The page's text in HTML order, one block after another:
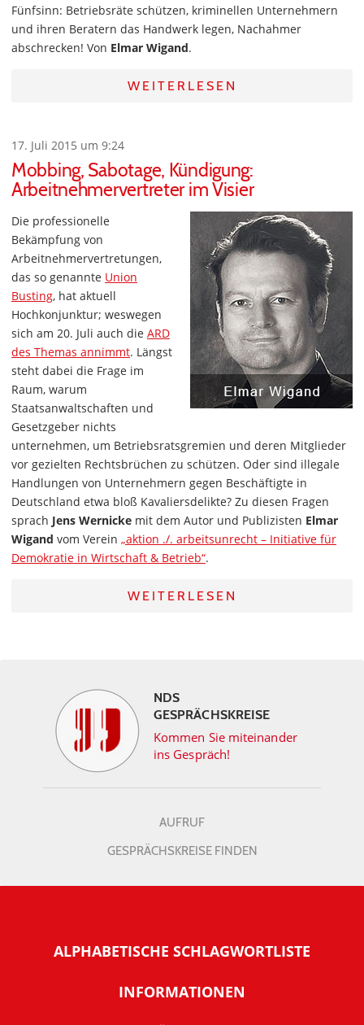
Fünfsinn: Betriebsräte schützen, kriminellen Unternehmern
und ihren Beratern das Handwerk legen, Nachahmer
abschrecken! Von Elmar Wigand.
WEITERLESEN
17. Juli 2015 um 9:24
Mobbing, Sabotage, Kündigung:
Arbeitnehmervertreter im Visier
Die professionelle
Bekämpfung von
Arbeitnehmervertretungen,
das so genannte Union
Busting, hat aktuell
Hochkonjunktur; weswegen
sich am 20. Juli auch die ARD
des Themas annimmt. Längst
steht dabei die Frage im
Raum, warum
Staatsanwaltschaften und
Gesetzgeber nichts
unternehmen, um Betriebsratsgremien und deren Mitglieder
vor gezielten Rechtsbrüchen zu schützen. Oder sind illegale
Handlungen von Unternehmern gegen Beschäftigte in
Deutschland etwa bloß Kavaliersdelikte? Zu diesen Fragen
sprach Jens Wernicke mit dem Autor und Publizisten Elmar
Wigand vom Verein „aktion ./. arbeitsunrecht – Initiative für
Demokratie in Wirtschaft & Betrieb“.
WEITERLESEN
NDS
GESPRÄCHSKREISE
Kommen Sie miteinander
ins Gespräch!
AUFRUF
GESPRÄCHSKREISE FINDEN
ALPHABETISCHE SCHLAGWORTLISTE
INFORMATIONEN
Warum NachDenkSeiten